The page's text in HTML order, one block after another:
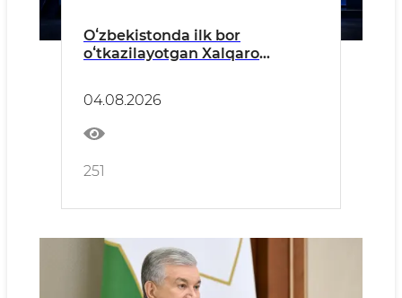
Oʻzbekistonda ilk bor
oʻtkazilayotgan Xalqaro
anjumani boʻlib oʻtadi
04.08.2026
251